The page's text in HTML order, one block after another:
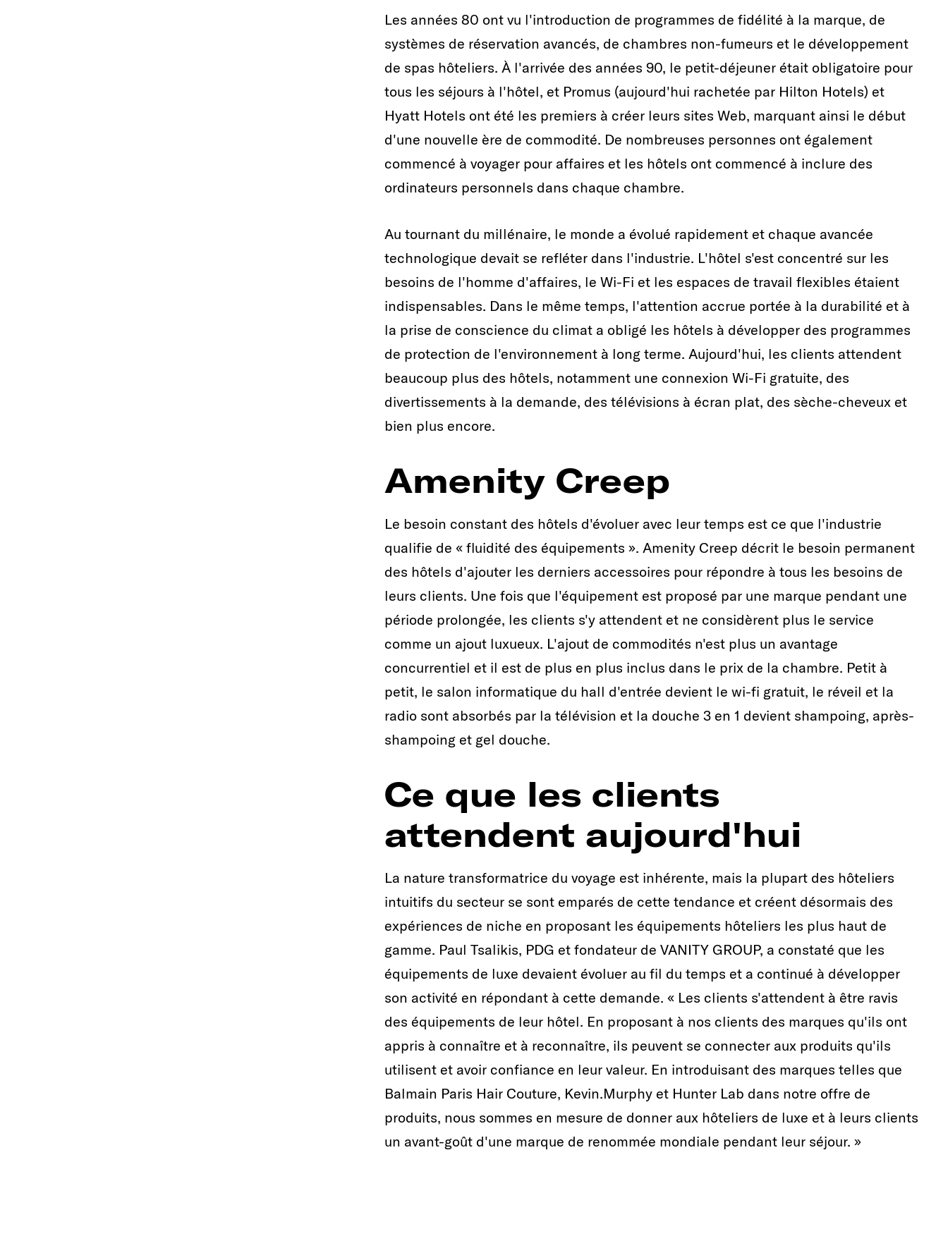
Les années 80 ont vu l'introduction de programmes de fidélité à la marque, de
systèmes de réservation avancés, de chambres non-fumeurs et le développement
de spas hôteliers. À l'arrivée des années 90, le petit-déjeuner était obligatoire pour
tous les séjours à l'hôtel, et Promus (aujourd'hui rachetée par Hilton Hotels) et
Hyatt Hotels ont été les premiers à créer leurs sites Web, marquant ainsi le début
d'une nouvelle ère de commodité. De nombreuses personnes ont également
commencé à voyager pour affaires et les hôtels ont commencé à inclure des
ordinateurs personnels dans chaque chambre.
Au tournant du millénaire, le monde a évolué rapidement et chaque avancée
technologique devait se refléter dans l'industrie. L'hôtel s'est concentré sur les
besoins de l'homme d'affaires, le Wi-Fi et les espaces de travail flexibles étaient
indispensables. Dans le même temps, l'attention accrue portée à la durabilité et à
la prise de conscience du climat a obligé les hôtels à développer des programmes
de protection de l'environnement à long terme. Aujourd'hui, les clients attendent
beaucoup plus des hôtels, notamment une connexion Wi-Fi gratuite, des
divertissements à la demande, des télévisions à écran plat, des sèche-cheveux et
bien plus encore.
Amenity Creep
Le besoin constant des hôtels d'évoluer avec leur temps est ce que l'industrie
qualifie de « fluidité des équipements ». Amenity Creep décrit le besoin permanent
des hôtels d'ajouter les derniers accessoires pour répondre à tous les besoins de
leurs clients. Une fois que l'équipement est proposé par une marque pendant une
période prolongée, les clients s'y attendent et ne considèrent plus le service
comme un ajout luxueux. L'ajout de commodités n'est plus un avantage
concurrentiel et il est de plus en plus inclus dans le prix de la chambre. Petit à
petit, le salon informatique du hall d'entrée devient le wi-fi gratuit, le réveil et la
radio sont absorbés par la télévision et la douche 3 en 1 devient shampoing, après-
shampoing et gel douche.
Ce que les clients
attendent aujourd'hui
La nature transformatrice du voyage est inhérente, mais la plupart des hôteliers
intuitifs du secteur se sont emparés de cette tendance et créent désormais des
expériences de niche en proposant les équipements hôteliers les plus haut de
gamme. Paul Tsalikis, PDG et fondateur de VANITY GROUP, a constaté que les
équipements de luxe devaient évoluer au fil du temps et a continué à développer
son activité en répondant à cette demande. « Les clients s'attendent à être ravis
des équipements de leur hôtel. En proposant à nos clients des marques qu'ils ont
appris à connaître et à reconnaître, ils peuvent se connecter aux produits qu'ils
utilisent et avoir confiance en leur valeur. En introduisant des marques telles que
Balmain Paris Hair Couture, Kevin.Murphy et Hunter Lab dans notre offre de
produits, nous sommes en mesure de donner aux hôteliers de luxe et à leurs clients
un avant-goût d'une marque de renommée mondiale pendant leur séjour. »